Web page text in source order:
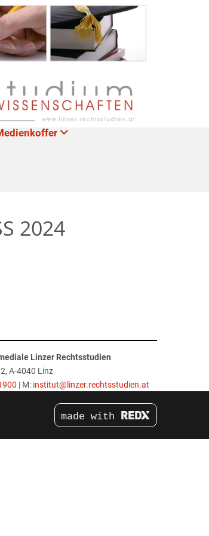
2024
Linzer Rechtsstudien
A-4040 Linz
| M: institut@linzer.rechtsstudien.at
made with